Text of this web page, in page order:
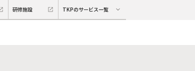
研修施設 TKPのサービス一覧